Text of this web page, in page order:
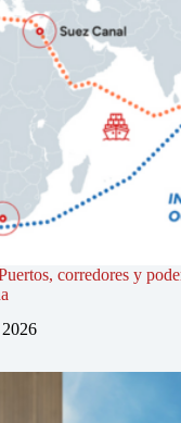
corredores y